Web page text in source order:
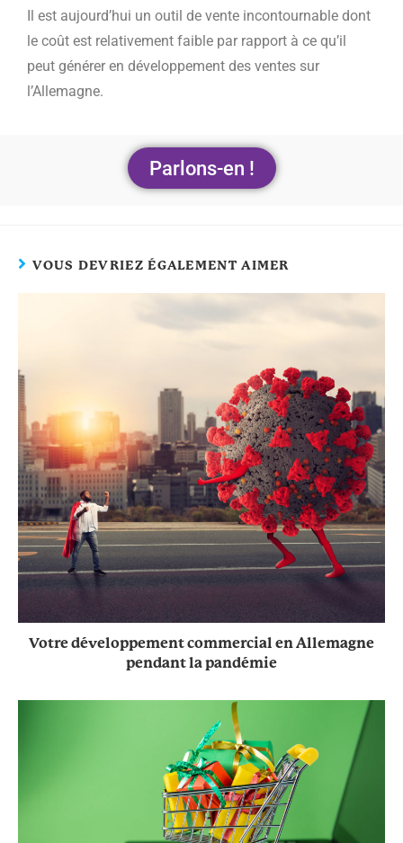
Il est aujourd’hui un outil de vente incontournable dont
le coût est relativement faible par rapport à ce qu’il
peut générer en développement des ventes sur
l’Allemagne.
Parlons-en !
VOUS DEVRIEZ ÉGALEMENT AIMER
Votre développement commercial en Allemagne
pendant la pandémie